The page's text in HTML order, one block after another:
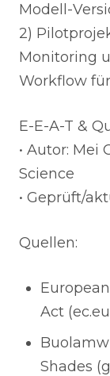
Modell-
2)
Monitoring
Workflow
E-E-A-T &
• Autor: Mei
Science
• Geprüft/
Quellen:
Act
Shades